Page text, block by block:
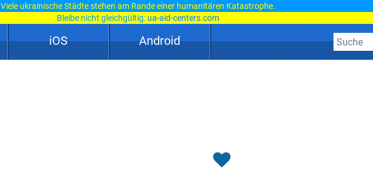
Viele ukrainische Städte stehen am Rande einer humanitären Katastrophe.
Bleibe nicht gleichgültig: ua-aid-centers.com
iOS Android